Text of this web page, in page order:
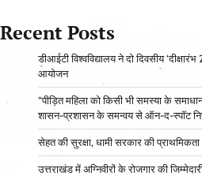
Recent Posts
डीआईटी विश्वविद्यालय ने दो दिवसीय
आयोजन
“पीड़ित महिला को किसी भी समस्या के
शासन-प्रशासन के समन्वय से ऑन-द-स्पॉट
सेहत की सुरक्षा, धामी सरकार की प्राथमिकता
उत्तराखंड में अग्निवीरों के रोजगार की